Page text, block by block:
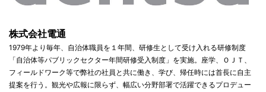
株式会社電通
1979年より毎年、自治体職員を１年間、研修生として受け入れる研修制度
「自治体等パブリックセクター年間研修受入制度」を実施。座学、ＯＪＴ、
フィールドワーク等で弊社の社員と共に働き、学び、帰任時には首長に自主
提案を行う。観光や広報に限らず、幅広い分野部署で活躍できるプロデュー